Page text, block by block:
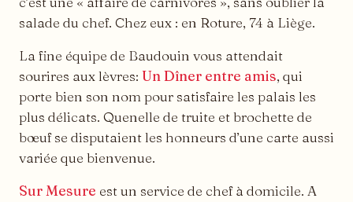
salade du chef. Chez eux : en Roture, 74 à Liège.
La fine équipe de Baudouin vous attendait
sourires aux lèvres: Un Dîner entre amis, qui
porte bien son nom pour satisfaire les palais les
plus délicats. Quenelle de truite et brochette de
bœuf se disputaient les honneurs d’une carte aussi
variée que bienvenue.
Sur Mesure est un service de chef à domicile. A